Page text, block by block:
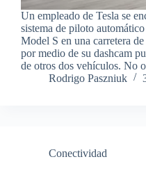
Un empleado de Tesla se
sistema de piloto
Model S en una carretera
por medio de su dashcam
de otros dos vehículos. No
Rodrigo Paszniuk
Conectividad